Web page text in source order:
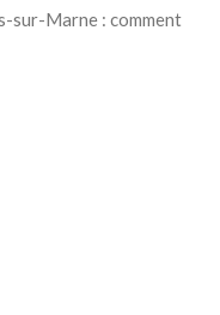
sur-Marne : comment